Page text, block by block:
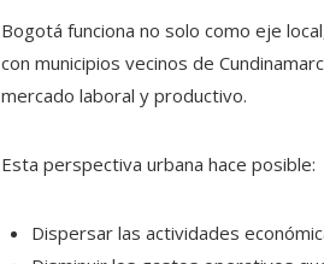
Bogotá funciona no solo como eje
con municipios vecinos de
mercado laboral y productivo.
Esta perspectiva urbana hace posible:
Dispersar las actividades